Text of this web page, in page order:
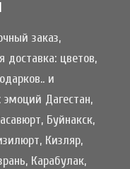
заказ,
доставка: цветов,
и
эмоций Дагестан,
Буйнакск,
Кизляр,
Карабулак,